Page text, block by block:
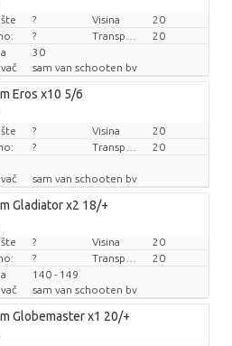
po komadu
? Visina
20
?
20
30
sam van schooten bv
Eros x10 5/6
po komadu
? Visina
20
? 20
sam van schooten bv
Gladiator x2 18/+
po komadu
? Visina
20
?
20
140 - 149
sam van schooten bv
Globemaster x1 20/+